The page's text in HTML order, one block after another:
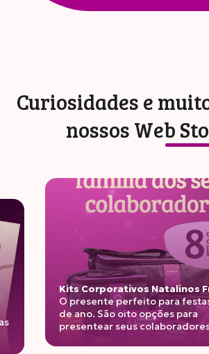
Curiosidades e
nossos Web
fim
Nova linha de iogurtes
Unindo benefícios
experiência indulgente
visual da Frimesa!